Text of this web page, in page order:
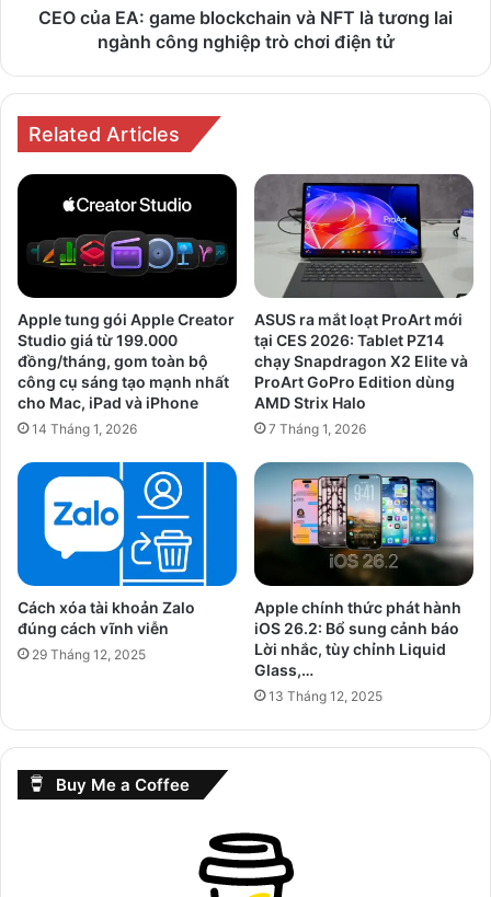
chơi
điện
tử
CEO của EA: game blockchain và NFT là tương lai
ngành công nghiệp trò chơi điện tử
Related Articles
Apple tung gói Apple Creator
Studio giá từ 199.000
đồng/tháng, gom toàn bộ
công cụ sáng tạo mạnh nhất
cho Mac, iPad và iPhone
14 Tháng 1, 2026
ASUS ra mắt loạt ProArt mới
tại CES 2026: Tablet PZ14
chạy Snapdragon X2 Elite và
ProArt GoPro Edition dùng
AMD Strix Halo
7 Tháng 1, 2026
Cách xóa tài khoản Zalo
đúng cách vĩnh viễn
29 Tháng 12, 2025
Apple chính thức phát hành
iOS 26.2: Bổ sung cảnh báo
Lời nhắc, tùy chỉnh Liquid
Glass,…
13 Tháng 12, 2025
Buy Me a Coffee